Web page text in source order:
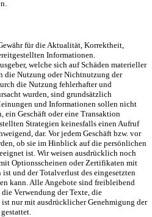
für die Aktualität, Korrektheit,
Informationen.
welche sich auf Schäden materieller
die Nutzung oder Nichtnutzung der
die Nutzung fehlerhafter und
wurden, sind grundsätzlich
und Informationen sollen nicht
ein Geschäft oder eine Transaktion
Strategien keinesfalls einen Aufruf
dar. Vor jedem Geschäft bzw. vor
ob sie im Hinblick auf die persönlichen
ist. Wir weisen ausdrücklich noch
Optionsscheinen oder Zertifikaten mit
und der Totalverlust des eingesetzten
kann. Alle Angebote sind freibleibend
Verwendung der Texte, die
nur mit ausdrücklicher Genehmigung der